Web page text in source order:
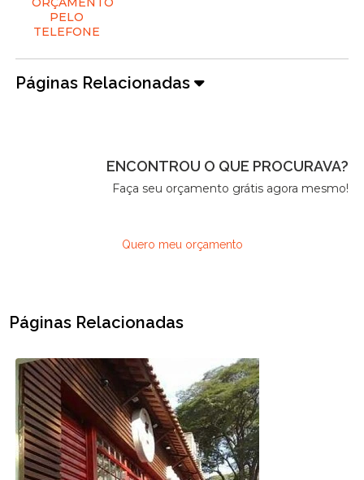
PELO
TELEFONE
Páginas Relacionadas
ENCONTROU O QUE PROCURAVA?
Faça seu orçamento grátis agora mesmo!
Quero meu orçamento
Páginas Relacionadas